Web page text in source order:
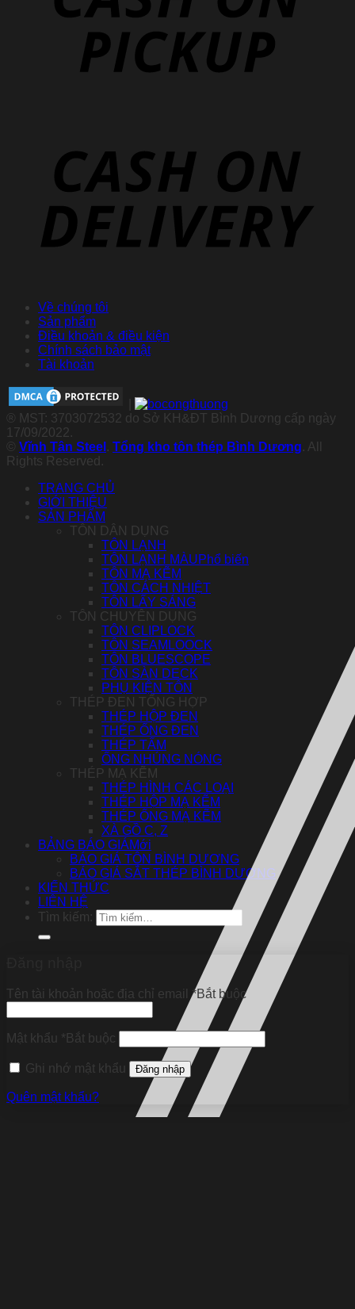
Về chúng tôi
Sản phẩm
Điều khoản & điều kiện
Chính sách bảo mật
Tài khoản
® MST: 3703072532 do Sở KH&ĐT Bình Dương cấp ngày
17/09/2022.
© Vĩnh Tân Steel . Tổng kho tôn thép Bình Dương. All
Rights Reserved.
TRANG CHỦ
GIỚI THIỆU
SẢN PHẨM
TÔN DÂN DỤNG
TÔN LẠNH
TÔN LẠNH MÀU
TÔN MẠ KẼM
TÔN CÁCH NHIỆT
TÔN LẤY SÁNG
TÔN CHUYÊN DỤNG
TÔN CLIPLOCK
TÔN SEAMLOOCK
TÔN BLUESCOPE
TÔN SÀN DECK
PHỤ KIỆN TÔN
THÉP ĐEN TỔNG HỢP
THÉP HỘP ĐEN
THÉP ỐNG ĐEN
THÉP TẤM
ỐNG NHÚNG NÓNG
THÉP MẠ KẼM
THÉP HÌNH CÁC LOẠI
THÉP HỘP MẠ KẼM
THÉP ỐNG MẠ KẼM
XÀ GỒ C, Z
BẢNG BÁO GIÁ
BÁO GIÁ TÔN BÌNH DƯƠNG
BÁO GIÁ SẮT THÉP BÌNH DƯƠNG
KIẾN THỨC
LIÊN HỆ
Tìm kiếm:
Tên tài khoản hoặc địa chỉ email*Bắt buộc
Mật khẩu * Bắt buộc
Ghi nhớ mật khẩu Đăng nhập
Quên mật khẩu?